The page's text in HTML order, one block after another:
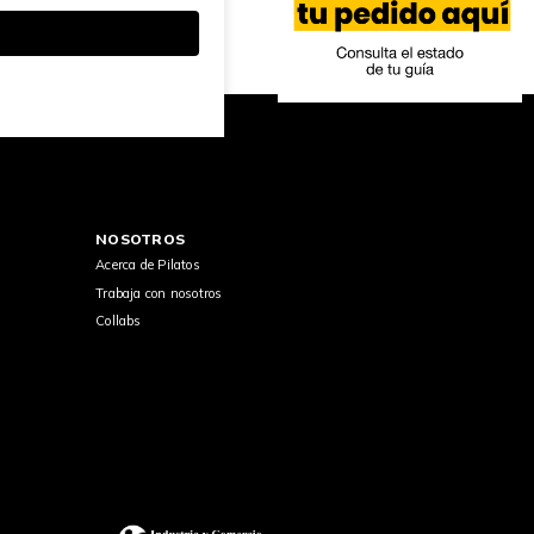
NOSOTROS
Acerca de Pilatos
Trabaja con nosotros
Collabs